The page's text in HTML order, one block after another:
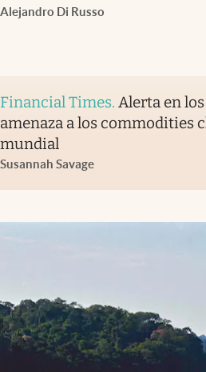
Alejandro Di Russo
Financial Times. Alerta en
amenaza a los commodities
mundial
Susannah Savage